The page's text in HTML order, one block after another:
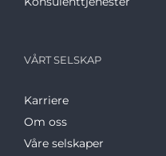
VÅRT SELSKAP
Karriere
Om oss
Våre selskaper